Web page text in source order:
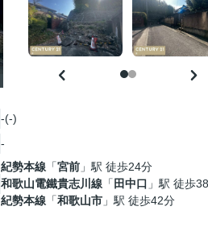
-(-)
-
紀勢本線 「宮前 」駅 徒歩24分
和歌山電鐵貴志川線 「 田中口 」駅 徒歩
紀勢本線 「和歌山市 」駅 徒歩42分